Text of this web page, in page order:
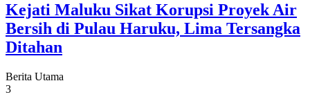
Kejati Maluku Sikat Korupsi Proyek Air
Bersih di Pulau Haruku, Lima Tersangka
Ditahan
Berita Utama
3